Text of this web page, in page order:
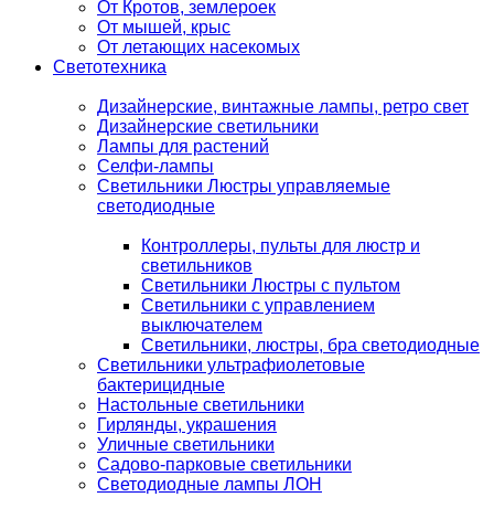
От Кротов, землероек
От мышей, крыс
От летающих насекомых
Светотехника
Дизайнерские, винтажные лампы, ретро свет
Дизайнерские светильники
Лампы для растений
Селфи-лампы
Светильники Люстры управляемые
светодиодные
Контроллеры, пульты для люстр и
светильников
Светильники Люстры с пультом
Светильники с управлением
выключателем
Светильники, люстры, бра светодиодные
Светильники ультрафиолетовые
бактерицидные
Настольные светильники
Гирлянды, украшения
Уличные светильники
Садово-парковые светильники
Светодиодные лампы ЛОН